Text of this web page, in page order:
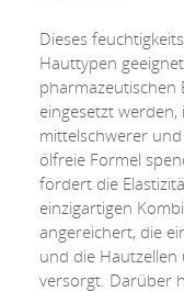
Dieses
Hauttypen
pharmazeutischen
eingesetzt
mittelschwerer
ölfreie Formel
fördert die
einzigartigen
angereichert, die
und die
versorgt. Darüber